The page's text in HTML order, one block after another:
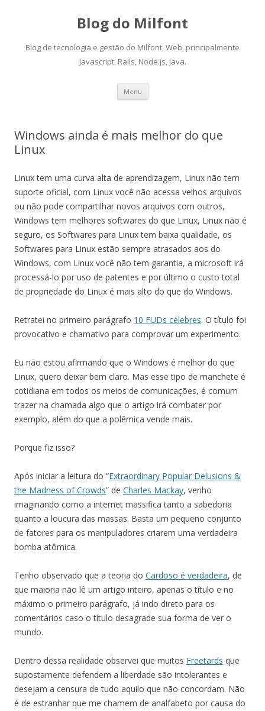
Blog do Milfont
Blog de tecnologia e gestão do Milfont, Web, principalmente
Javascript, Rails, Node.js, Java.
Menu Skip
content
Windows ainda é mais melhor do que
Linux
Linux tem uma curva alta de aprendizagem, Linux não tem
suporte oficial, com Linux você não acessa velhos arquivos
ou não pode compartilhar novos arquivos com outros,
Windows tem melhores softwares do que Linux, Linux não é
seguro, os Softwares para Linux tem baixa qualidade, os
Softwares para Linux estão sempre atrasados aos do
Windows, com Linux você não tem garantia, a microsoft irá
processá-lo por uso de patentes e por último o custo total
de propriedade do Linux é mais alto do que do Windows.
Retratei no primeiro parágrafo 10 FUDs célebres. O título foi
provocativo e chamativo para comprovar um experimento.
Eu não estou afirmando que o Windows é melhor do que
Linux, quero deixar bem claro. Mas esse tipo de manchete é
cotidiana em todos os meios de comunicações, é comum
trazer na chamada algo que o artigo irá combater por
exemplo, além do que a polêmica vende mais.
Porque fiz isso?
Após iniciar a leitura do “Extraordinary Popular Delusions &
the Madness of Crowds” de Charles Mackay, venho
imaginando como a internet massifica tanto a sabedoria
quanto a loucura das massas. Basta um pequeno conjunto
de fatores para os manipuladores criarem uma verdadeira
bomba atômica.
Tenho observado que a teoria do Cardoso é verdadeira, de
que maioria não lê um artigo inteiro, apenas o título e no
máximo o primeiro parágrafo, já indo direto para os
comentários caso o título desagrade sua forma de ver o
mundo.
Dentro dessa realidade observei que muitos Freetards que
supostamente defendem a liberdade são intolerantes e
desejam a censura de tudo aquilo que não concordam. Não
é de estranhar que me chamem de analfabeto por causa do